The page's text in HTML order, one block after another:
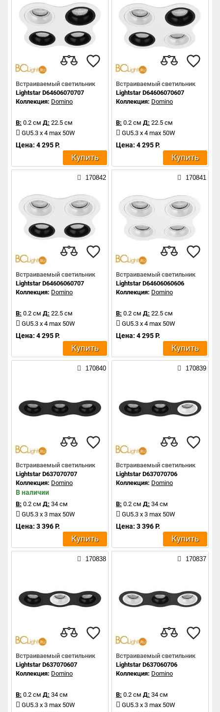
Встраиваемый светильник
Lightstar D64606070707
Коллекция: Domino
В: 0.2 см Д: 22.5 см
GU5.3 x 4 max 50W
Цена: 4 295 Р.
Купить
Встраиваемый светильник
Lightstar D64606070607
Коллекция: Domino
В: 0.2 см Д: 22.5 см
GU5.3 x 4 max 50W
Цена: 4 295 Р.
Купить
170842
Встраиваемый светильник
Lightstar D64606060707
Коллекция: Domino
В: 0.2 см Д: 22.5 см
GU5.3 x 4 max 50W
Цена: 4 295 Р.
Купить
170841
Встраиваемый светильник
Lightstar D64606060606
Коллекция: Domino
В: 0.2 см Д: 22.5 см
GU5.3 x 4 max 50W
Цена: 4 295 Р.
Купить
170840
Встраиваемый светильник
Lightstar D637070707
Коллекция: Domino
В наличии
В: 0.2 см Д: 34 см
GU5.3 x 3 max 50W
Цена: 3 396 Р.
Купить
170839
Встраиваемый светильник
Lightstar D637070706
Коллекция: Domino
В: 0.2 см Д: 34 см
GU5.3 x 3 max 50W
Цена: 3 396 Р.
Купить
170838
Встраиваемый светильник
Lightstar D637070607
Коллекция: Domino
В: 0.2 см Д: 34 см
GU5.3 x 3 max 50W
170837
Встраиваемый светильник
Lightstar D637060706
Коллекция: Domino
В: 0.2 см Д: 34 см
GU5.3 x 3 max 50W